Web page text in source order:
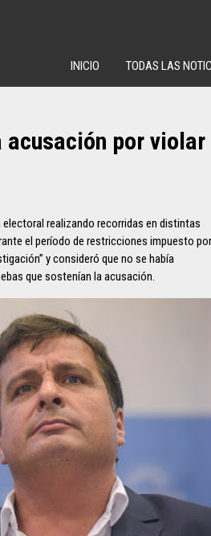
INICIO TODAS LAS
por violar
realizando recorridas en distintas
el período de restricciones impuesto
y consideró que no se había
que sostenían la acusación.